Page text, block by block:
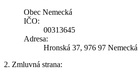
Obec Nemecká
IČO:
00313645
Adresa:
Hronská 37, 976 97 Nemecká
2. Zmluvná strana: